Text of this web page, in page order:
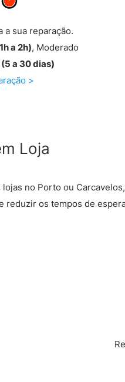
a sua reparação.
a 2h), Moderado
(5 a 30 dias)
>
Loja
no Porto ou
reduzir os tempos de